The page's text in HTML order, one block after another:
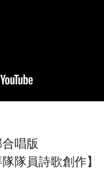
合唱版
隊員詩歌創作】